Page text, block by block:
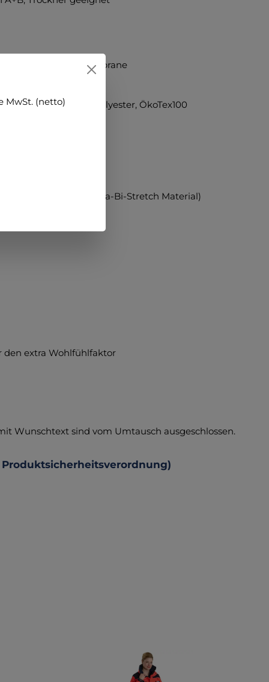
Beschichtung Membrane
grau, 100% Polyester, ÖkoTex100
/ 10% Elastan (Lycra-Bi-Stretch Material)
den extra Wohlfühlfaktor
Wunschtext sind vom Umtausch ausgeschlossen.
MwSt. (netto)